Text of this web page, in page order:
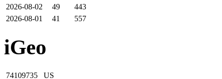
2026-08-02
49
443
2026-08-01
41 557
iGeo
74109735
US